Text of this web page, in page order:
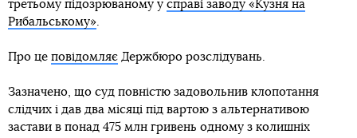
третьому підозрюваному у справі заводу «Кузня на
Рибальському».
Про це повідомляє Держбюро розслідувань.
Зазначено, що суд повністю задовольнив клопотання
слідчих і дав два місяці під вартою з альтернативою
застави в понад 475 млн гривень одному з колишніх